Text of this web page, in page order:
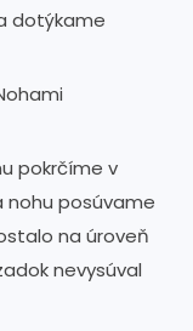
dotýkame
pokrčíme v
nohu posúvame
na úroveň
nevysúval